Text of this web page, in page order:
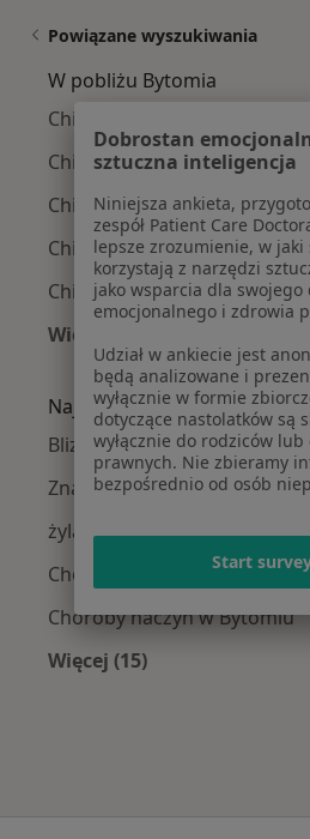
Powiązane wyszukiwania
W pobliżu Bytomia
Chirurdzy naczyniowi w
Chirurdzy naczyniowi w
Chirurdzy naczyniowi w
Chirurdzy naczyniowi w
Chirurdzy naczyniowi w
Więcej (13)
Więcej w kategorii: W
Najczęście leczone choroby
Blizny w Bytomiu
Znamiona w Bytomiu
żylaki kończyn dolnych w
Choroby chirurgiczne w
Choroby naczyń w Bytomiu
Więcej (15)
Dobrostan
sztuczna inteligencja
Niniejsza ankieta,
zespół Patient Care
lepsze zrozumienie, w
korzystają z narzędzi
jako wsparcia dla
emocjonalnego i zdrowia
Udział w ankiecie jest
będą analizowane i
wyłącznie w formie
dotyczące nastolatków są
wyłącznie do rodziców
prawnych. Nie zbieramy
bezpośrednio od osób
Start